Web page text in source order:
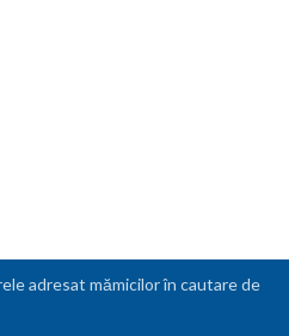
adresat mămicilor în cautare de